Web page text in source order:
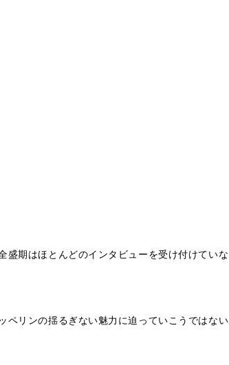
盛期はほとんどのインタビューを受け付けていな
ペリンの揺るぎない魅力に迫っていこうではない